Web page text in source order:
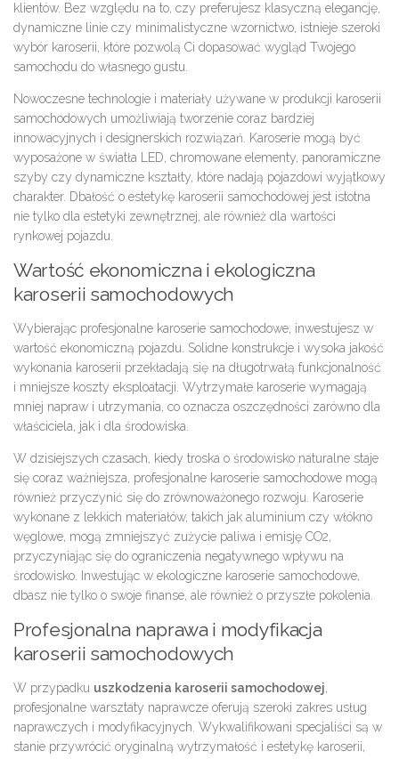
klientów. Bez względu na to, czy preferujesz klasyczną elegancję,
dynamiczne linie czy minimalistyczne wzornictwo, istnieje szeroki
wybór karoserii, które pozwolą Ci dopasować wygląd Twojego
samochodu do własnego gustu.
Nowoczesne technologie i materiały używane w produkcji karoserii
samochodowych umożliwiają tworzenie coraz bardziej
innowacyjnych i designerskich rozwiązań. Karoserie mogą być
wyposażone w światła LED, chromowane elementy, panoramiczne
szyby czy dynamiczne kształty, które nadają pojazdowi wyjątkowy
charakter. Dbałość o estetykę karoserii samochodowej jest istotna
nie tylko dla estetyki zewnętrznej, ale również dla wartości
rynkowej pojazdu.
Wartość ekonomiczna i ekologiczna
karoserii samochodowych
Wybierając profesjonalne karoserie samochodowe, inwestujesz w
wartość ekonomiczną pojazdu. Solidne konstrukcje i wysoka jakość
wykonania karoserii przekładają się na długotrwałą funkcjonalność
i mniejsze koszty eksploatacji. Wytrzymałe karoserie wymagają
mniej napraw i utrzymania, co oznacza oszczędności zarówno dla
właściciela, jak i dla środowiska.
W dzisiejszych czasach, kiedy troska o środowisko naturalne staje
się coraz ważniejsza, profesjonalne karoserie samochodowe mogą
również przyczynić się do zrównoważonego rozwoju. Karoserie
wykonane z lekkich materiałów, takich jak aluminium czy włókno
węglowe, mogą zmniejszyć zużycie paliwa i emisję CO2,
przyczyniając się do ograniczenia negatywnego wpływu na
środowisko. Inwestując w ekologiczne karoserie samochodowe,
dbasz nie tylko o swoje finanse, ale również o przyszłe pokolenia.
Profesjonalna naprawa i modyfikacja
karoserii samochodowych
W przypadku uszkodzenia karoserii samochodowej,
profesjonalne warsztaty naprawcze oferują szeroki zakres usług
naprawczych i modyfikacyjnych. Wykwalifikowani specjaliści są w
stanie przywrócić oryginalną wytrzymałość i estetykę karoserii,